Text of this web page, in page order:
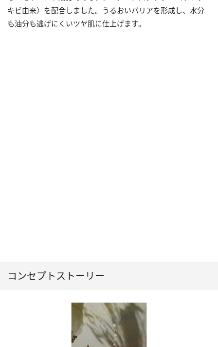
キビ由来）を配合しました。うるおいバリアを形成し、水分
も油分も逃げにくいツヤ肌に仕上げます。
コンセプトストーリー